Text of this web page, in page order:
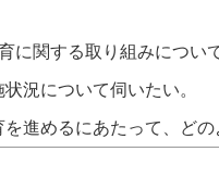
に関する取り組みについ
況について伺いたい。
進めるにあたって、ど